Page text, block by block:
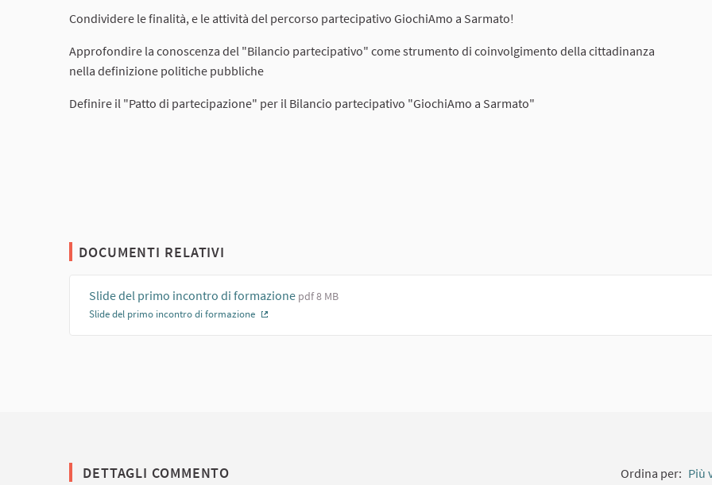
Condividere le finalità, e le attività del percorso partecipativo GiochiAmo a Sarmato!
Approfondire la conoscenza del "Bilancio partecipativo" come strumento di coinvolgimento della cittadinanza
nella definizione politiche pubbliche
Definire il "Patto di partecipazione" per il Bilancio partecipativo "GiochiAmo a Sarmato"
DOCUMENTI RELATIVI
Slide del primo incontro di formazione pdf 8 MB
Slide del primo incontro di formazione
DETTAGLI COMMENTO Ordina per: Più